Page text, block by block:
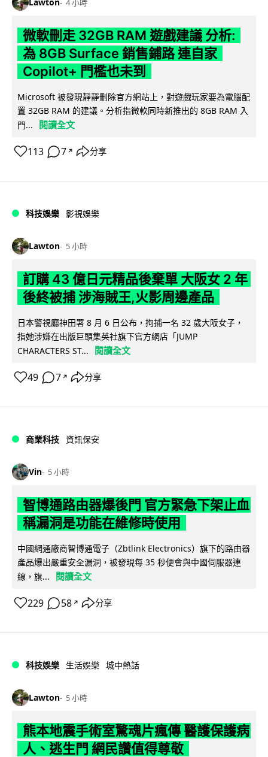
4 小時
微軟刪走 32GB RAM 遊戲建議 分析:
為 8GB Surface 銷售鋪路 連自家
Copilot+ 門檻也未到
Microsoft 被發現靜靜刪除官方網站上，對遊戲玩家要為電腦配
置 32GB RAM 的建議。分析指微軟同時新推出的 8GB RAM 入
門...
閱讀全文
113 7 ↗ 分享
科技娛樂 影視娛樂
Lawton 5 小時
訂購 43 億日元精品後棄單 大阪女 2 年
後終被捕 涉海賊王,火影周邊產品
日本警視廳神田署 8 月 6 日公布，拘捕一名 32 歲大阪女子，
指她涉嫌在出版巨頭集英社旗下官方網店「JUMP
CHARACTERS ST...
閱讀全文
49 7 ↗ 分享
商業科技 資訊保安
Vin 5 小時
智博通路由器爆後門 官方緊急下架止血
稱漏洞是功能在維修時使用
中國網通廠商智博通電子（Zbtlink Electronics）旗下的路由器
產品爆出嚴重安全漏洞，被發現每 35 秒便會與中國伺服器連
線，旗...
閱讀全文
229 58 ↗ 分享
科技娛樂 生活娛樂 城中熱話
Lawton 5 小時
熊本地震手術室驚魂片瘋傳 醫護保護病
人、逃生門 網民讚值得尊敬